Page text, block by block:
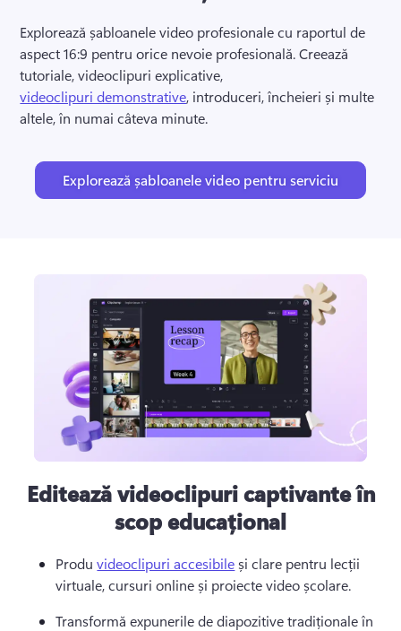
Explorează șabloanele video profesionale cu raportul de
aspect 16:9 pentru orice nevoie profesională. Creează
tutoriale, videoclipuri explicative,
videoclipuri demonstrative, introduceri, încheieri și multe
altele, în numai câteva minute.
Explorează șabloanele video pentru serviciu
Editează videoclipuri captivante în
scop educațional
Produ videoclipuri accesibile și clare pentru lecții
virtuale, cursuri online și proiecte video școlare.
Transformă expunerile de diapozitive tradiționale în